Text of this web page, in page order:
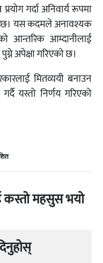
गर्दा अनिवार्य रूपमा
यस कदमले अनावश्यक
आन्तरिक आम्दानीलाई
अपेक्षा गरिएको छ।
मितव्ययी बनाउन
यस्तो निर्णय गरिएको
कस्तो महसुस भयो